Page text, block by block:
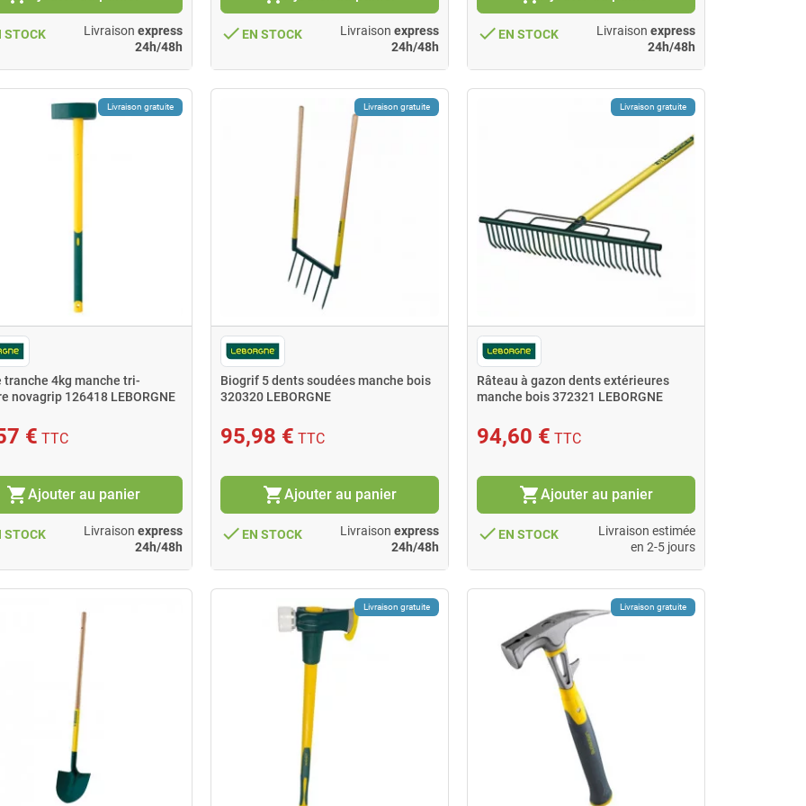
STOCK Livraison express
24h/48h
done EN STOCK Livraison express
24h/48h
done EN STOCK Livraison express
24h/48h
Livraison gratuite
tranche 4kg manche tri-
novagrip 126418 LEBORGNE
€ TTC
shopping_cartAjouter au panier
STOCK Livraison express
24h/48h
Livraison gratuite
Biogrif 5 dents soudées manche bois
320320 LEBORGNE
95,98 € TTC
shopping_cartAjouter au panier
done EN STOCK Livraison express
24h/48h
Livraison gratuite
Râteau à gazon dents extérieures
manche bois 372321 LEBORGNE
94,60 € TTC
shopping_cartAjouter au panier
done EN STOCK
Livraison estimée
en 2-5 jours
Livraison gratuite Livraison gratuite